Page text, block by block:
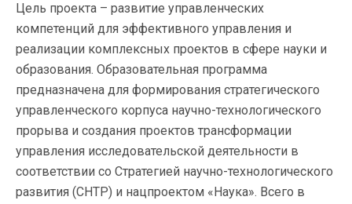
Цель проекта – развитие управленческих
компетенций для эффективного управления и
реализации комплексных проектов в сфере науки и
образования. Образовательная программа
предназначена для формирования стратегического
управленческого корпуса научно-технологического
прорыва и создания проектов трансформации
управления исследовательской деятельности в
соответствии со Стратегией научно-технологического
развития (СНТР) и нацпроектом «Наука». Всего в